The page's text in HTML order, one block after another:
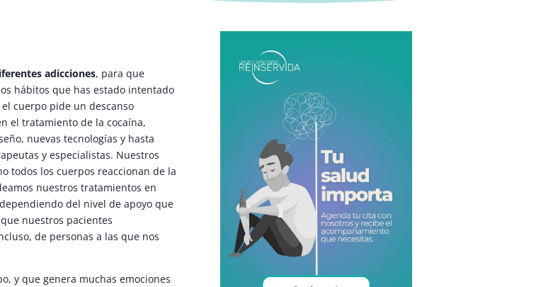
adicciones, para que
hábitos que has estado intentado
cuerpo pide un descanso
el tratamiento de la cocaína,
nuevas tecnologías y hasta
y especialistas. Nuestros
todos los cuerpos reaccionan de la
nuestros tratamientos en
del nivel de apoyo que
nuestros pacientes
de personas a las que nos
y que genera muchas emociones